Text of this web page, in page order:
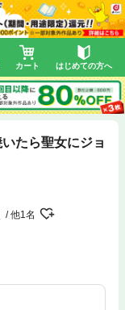
カート はじめての方へ
たら聖女にジョ
他1名